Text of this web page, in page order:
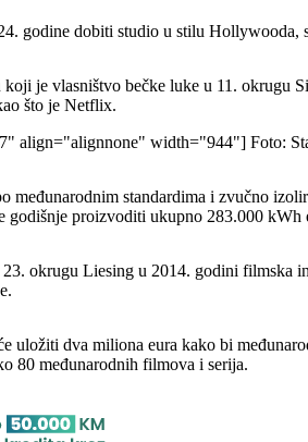
godine dobiti studio u stilu
koji je vlasništvo bečke luke u 11. okrugu
što je Netflix.
align="alignnone" width="944"] Foto:
međunarodnim standardima i zvučno
godišnje proizvoditi ukupno 283.000
okrugu Liesing u 2014. godini filmska
uložiti dva miliona eura kako bi
80 međunarodnih filmova i serija.